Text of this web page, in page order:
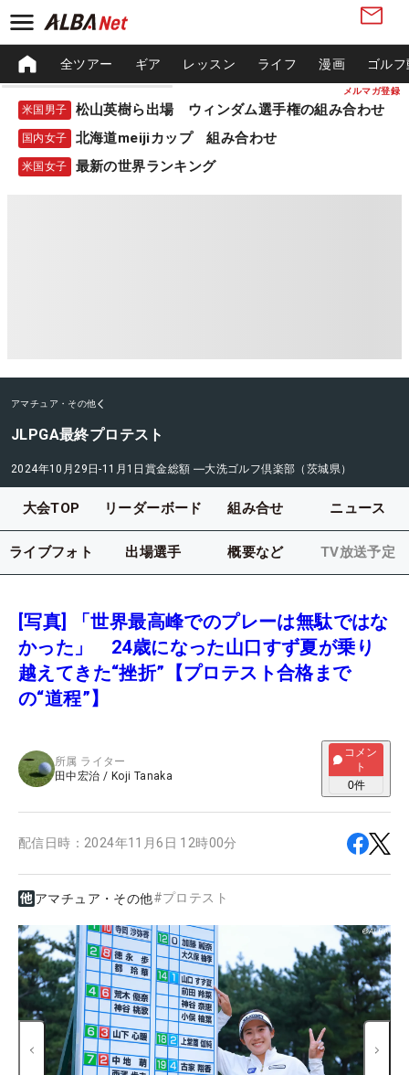
メルマガ登録
全ツアー ギア レッスン ライフ 漫画 ゴル
米国男子 松山英樹ら出場 ウィンダム選手権の組み合わせ
国内女子 北海道meijiカップ 組み合わせ
米国女子 最新の世界ランキング
アマチュア・その他
JLPGA最終プロテスト
2024年10月29日-11月1日 賞金総額 ―大洗ゴルフ倶楽部（茨城県）
大会TOP リーダーボード 組み合せ ニュース
ライブフォト 出場選手 概要など TV放送予定
[写真] 「世界最高峰でのプレーは無駄ではな
かった」 24歳になった山口すず夏が乗り
越えてきた“挫折”【プロテスト合格まで
の“道程”】
所属 ライター
田中宏治 / Koji Tanaka
コメン
ト
0件
配信日時： 2024年11月6日 12時00分
アマチュア・その他#プロテスト